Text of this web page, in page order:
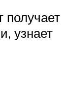
получает
узнает